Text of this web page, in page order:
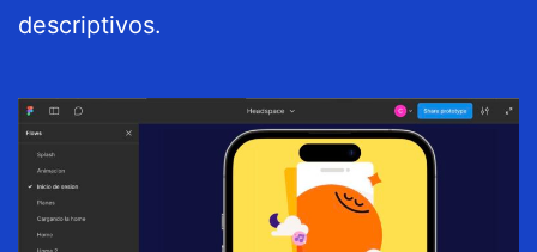
descriptivos.